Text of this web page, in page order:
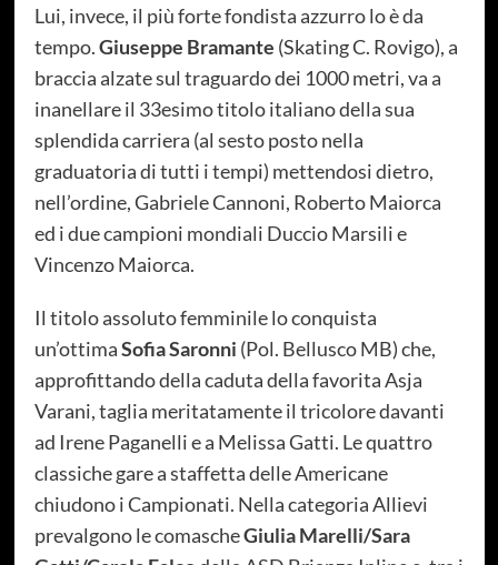
Lui, invece, il più forte fondista azzurro lo è da
tempo.Giuseppe Bramante (Skating C. Rovigo), a
braccia alzate sul traguardo dei 1000 metri, va a
inanellare il 33esimo titolo italiano della sua
splendida carriera (al sesto posto nella
graduatoria di tutti i tempi) mettendosi dietro,
nell’ordine, Gabriele Cannoni, Roberto Maiorca
ed i due campioni mondiali Duccio Marsili e
Vincenzo Maiorca.
Il titolo assoluto femminile lo conquista
un’ottimaSofia Saronni (Pol. Bellusco MB) che,
approfittando della caduta della favorita Asja
Varani, taglia meritatamente il tricolore davanti
ad Irene Paganelli e a Melissa Gatti. Le quattro
classiche gare a staffetta delle Americane
chiudono i Campionati. Nella categoria Allievi
prevalgono le comascheGiulia Marelli/Sara